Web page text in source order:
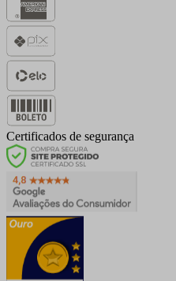
Certificados de segurança